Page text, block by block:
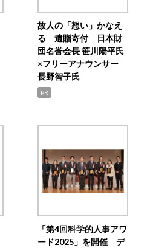
故人の「想い」かなえ
る 遺贈寄付 日本財
団名誉会長 笹川陽平氏
×フリーアナウンサー
長野智子氏
PR
「第4回科学的人事アワ
ード2025」を開催 デ